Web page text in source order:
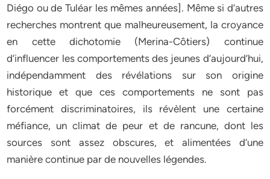
Diégo ou de Tuléar les mêmes années]. Même si d’autres
recherches montrent que malheureusement, la croyance
en cette dichotomie (Merina-Côtiers) continue
d’influencer les comportements des jeunes d’aujourd’hui,
indépendamment des révélations sur son origine
historique et que ces comportements ne sont pas
forcément discriminatoires, ils révèlent une certaine
méfiance, un climat de peur et de rancune, dont les
sources sont assez obscures, et alimentées d’une
manière continue par de nouvelles légendes.